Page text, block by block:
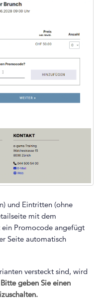
und Eintritten (ohne
mit dem
Promocode angefügt
Seite automatisch
versteckt sind, wird
Bitte geben Sie einen